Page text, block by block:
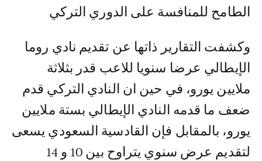
الطامح للمنافسة على الدوري التركي
وكشفت التقارير ذاتها عن تقديم نادي روما
الإيطالي عرضا سنويا للاعب قدر بثلاثة
ملايين يورو، في حين ان النادي التركي قدم
ضعف ما قدمه النادي الإيطالي بستة ملايين
يورو، بالمقابل فإن القادسية السعودي يسعى
لتقديم عرض سنوي يتراوح بين 10 و 14